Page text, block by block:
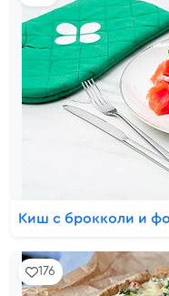
Киш с брокколи и
176